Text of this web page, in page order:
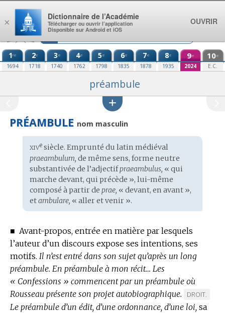
Aller au contenu
1re
1694
2e
1718
3e
1740
4e
1762
5e
1798
6e
1835
7e
1878
8e
1935
9e
2024
10e
E.C.
préambule
PRÉAMBULE nom masculin
Étymologie
:
xivesiècle. Emprunté du latin médiéval
praeambulum, de même sens, forme neutre
substantivée de l’adjectifpraeambulus, « qui
marche devant, qui précède », lui-même
composé à partir de prae, « devant, en avant »,
etambulare, « aller et venir ».
■ Avant-propos, entrée en matière par lesquels
l’auteur d’un discours expose ses intentions, ses
motifs. Il n’est entré dans son sujet qu’après un long
préambule. En préambule à mon récit… Les
« Confessions » commencent par un préambule où
Rousseau présente son projet autobiographique.
MARQUE
DE
DROIT.
Le préambule d’un édit, d’une ordonnance, d’une loi, sa
×
Dictionnaire de l’Académie
Télécharger ou ouvrir l’application
Disponible sur Android et iOS
OUVRIR